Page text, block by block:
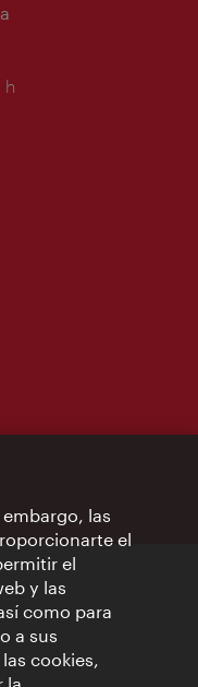
h
las
el
el
y las
como para
a sus
cookies,